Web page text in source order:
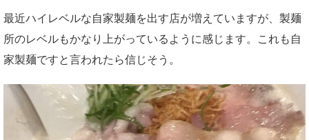
最近ハイレベルな自家製麺を出す店が増えていますが、製麺
所のレベルもかなり上がっているように感じます。これも自
家製麺ですと言われたら信じそう。